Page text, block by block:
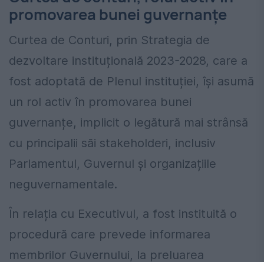
promovarea bunei guvernanțe
Curtea de Conturi, prin Strategia de
dezvoltare instituțională 2023-2028, care a
fost adoptată de Plenul instituției, își asumă
un rol activ în promovarea bunei
guvernanțe, implicit o legătură mai strânsă
cu principalii săi stakeholderi, inclusiv
Parlamentul, Guvernul și organizațiile
neguvernamentale.
În relația cu Executivul, a fost instituită o
procedură care prevede informarea
membrilor Guvernului, la preluarea